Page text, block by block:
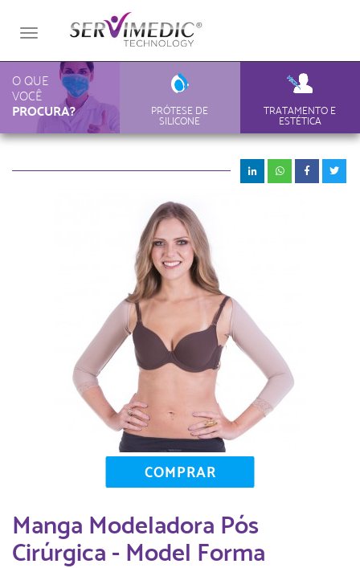
Toggle
O QUE
VOCÊ
PROCURA?
PRÓTESE DE
SILICONE
TRATAMENTO E
ESTÉTICA
COMPRAR
Manga Modeladora Pós
Cirúrgica - Model Forma